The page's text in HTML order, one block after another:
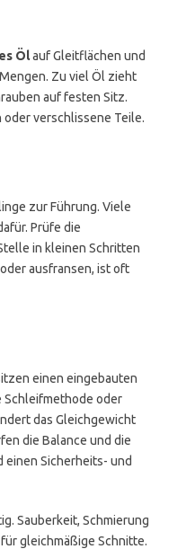
Ölauf Gleitflächen und
Zu viel Öl zieht
auf festen Sitz.
verschlissene Teile.
zur Führung. Viele
Prüfe die
in kleinen Schritten
ausfransen, ist oft
einen eingebauten
Schleifmethode oder
das Gleichgewicht
die Balance und die
Sicherheits- und
Sauberkeit, Schmierung
gleichmäßige Schnitte.